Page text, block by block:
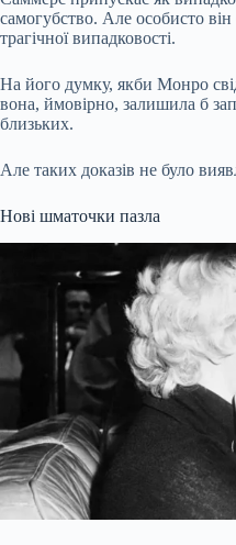
самогубство. Але особисто він
трагічної випадковості.
На його думку, якби Монро
вона, ймовірно, залишила б
близьких.
Але таких доказів не було
Нові шматочки пазла